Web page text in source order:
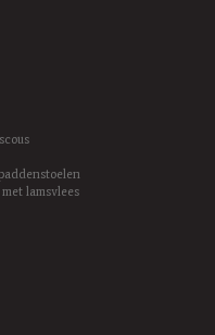
lamsvlees